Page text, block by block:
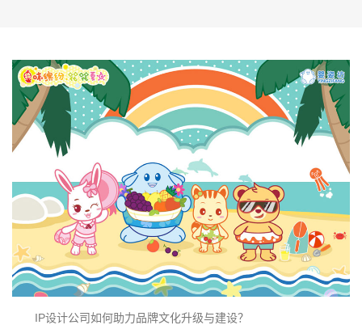
IP设计公司如何助力品牌文化升级与建设？